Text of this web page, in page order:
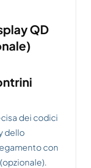
QD
dei codici
dello
con